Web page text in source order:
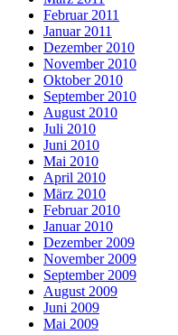
Februar 2011
Januar 2011
Dezember 2010
November 2010
Oktober 2010
September 2010
August 2010
Juli 2010
Juni 2010
Mai 2010
April 2010
März 2010
Februar 2010
Januar 2010
Dezember 2009
November 2009
September 2009
August 2009
Juni 2009
Mai 2009